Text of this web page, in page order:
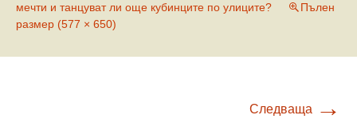
мечти и танцуват ли още кубинците по улиците?
Пълен
размер (577 × 650)
Следваща →